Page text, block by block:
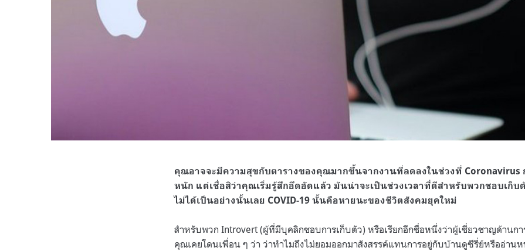
คุณอาจจะมีความสุขกับตารางของคุณมากขึ้นจากงานที่ลดลงในช่วงที่ Coronavirus
หนัก แต่เชื่อสิว่าคุณเริ่มรู้สึกอึดอัดแล้ว มันน่าจะเป็นช่วงเวลาที่ดีสำหรับพวกชอบเก็บ
ไม่ได้เป็นอย่างนั้นเลย COVID-19 นั้นคือหายนะของชีวิตสังคมยุคใหม่
สำหรับพวก Introvert (ผู้ที่มีบุคลิกชอบการเก็บตัว) หรือเรียกอีกชื่อหนึ่งว่าผู้เชี่ยวชาญด้านก
คุณเคยโดนเพื่อน ๆ ว่า ว่าทำไมถึงไม่ยอมออกมาสังสรรค์แทนการอยู่กับบ้านดูซีรี่ย์หรืออ่า